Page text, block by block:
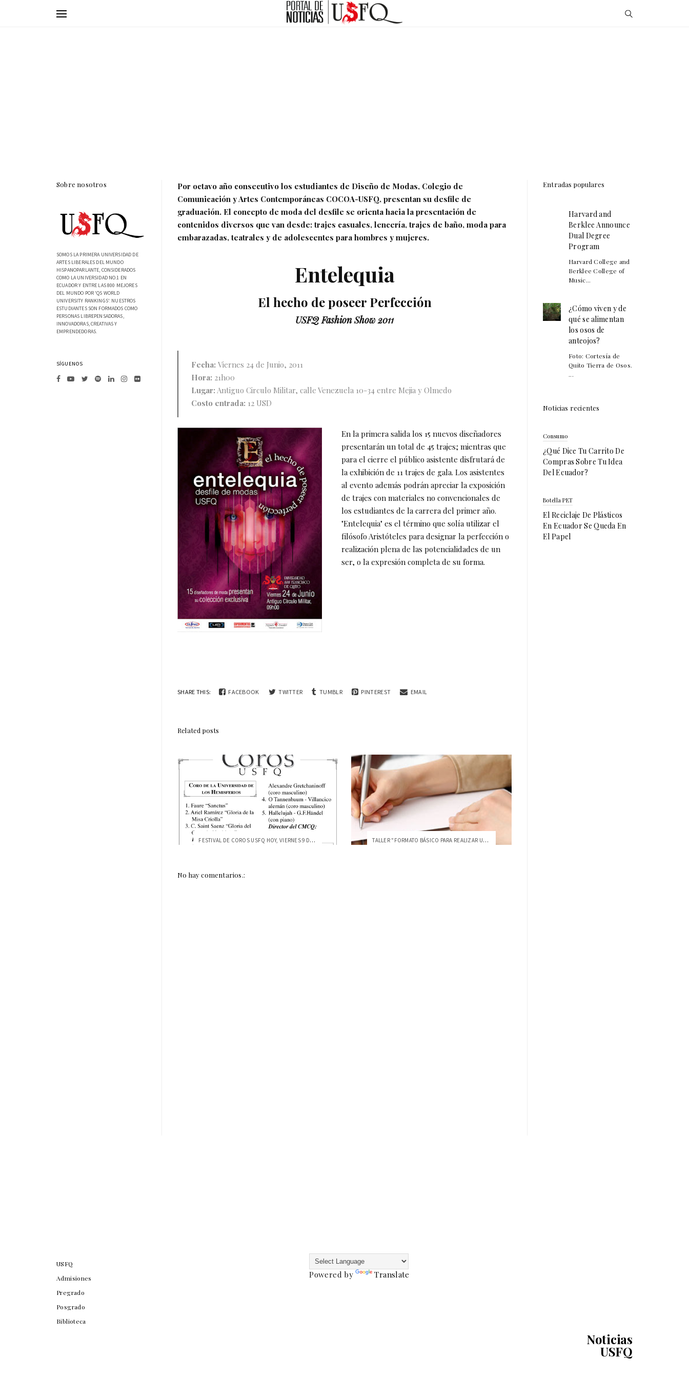
Por octavo año consecutivo los estudiantes de Diseño de Modas, Colegio de
Comunicación y Artes Contemporáneas COCOA-USFQ, presentan su desfile de
graduación. El concepto de moda del desfile se orienta hacia la presentación de
contenidos diversos que van desde: trajes casuales, lencería, trajes de baño, moda para
embarazadas, teatrales y de adolescentes para hombres y mujeres.
Entelequia
El hecho de poseer Perfección
USFQ Fashion Show 2011
Fecha: Viernes 24 de Junio, 2011
Hora: 21h00
Lugar: Antiguo Circulo Militar, calle Venezuela 10-34 entre Mejia y Olmedo
Costo entrada: 12 USD
En la primera salida los 15 nuevos diseñadores
presentarán un total de 45 trajes; mientras que
para el cierre el público asistente disfrutará de
la exhibición de 11 trajes de gala. Los asistentes
al evento además podrán apreciar la exposición
de trajes con materiales no convencionales de
los estudiantes de la carrera del primer año.
"Entelequia" es el término que solía utilizar el
filósofo Aristóteles para designar la perfección o
realización plena de las potencialidades de un
ser, o la expresión completa de su forma.
SHARE THIS: FACEBOOK TWITTER TUMBLR PINTEREST EMAIL
Related posts
FESTIVAL DE COROS USFQ HOY, VIERNES 9 DE... TALLER "FORMATO BÁSICO PARA REALIZAR UNA...
No hay comentarios.:
Sobre nosotros
SOMOS LA PRIMERA UNIVERSIDAD DE
ARTES LIBERALES DEL MUNDO
HISPANOPARLANTE, CONSIDERADOS
COMO LA UNIVERSIDAD NO.1 EN
ECUADOR Y ENTRE LAS 800 MEJORES
DEL MUNDO POR 'QS WORLD
UNIVERSITY RANKINGS'. NUESTROS
ESTUDIANTES SON FORMADOS COMO
PERSONAS LIBREPENSADORAS,
INNOVADORAS, CREATIVAS Y
EMPRENDEDORAS.
SÍGUENOS
Entradas populares
Harvard and
Berklee Announce
Dual Degree
Program
Harvard College and
Berklee College of
Music...
¿Cómo viven y de
qué se alimentan
los osos de
anteojos?
Foto: Cortesía de
Quito Tierra de Osos.
...
Noticias recientes
Consumo
¿Qué Dice Tu Carrito De
Compras Sobre Tu Idea
Del Ecuador?
Botella PET
El Reciclaje De Plásticos
En Ecuador Se Queda En
El Papel
USFQ
Admisiones
Pregrado
Posgrado
Biblioteca
Powered by Translate
Noticias
USFQ